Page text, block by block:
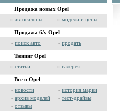
Продажа новых Opel
» автосалоны » модели и цены
Продажа б/у Opel
» поиск авто » продать
Тюнинг Opel
» статьи » галерея
Все о Opel
» новости » история марки
» архив моделей » тест-драйвы
» отзывы